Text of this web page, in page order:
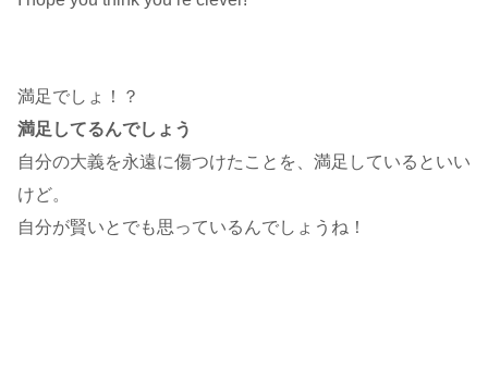
満足でしょ！？
満足してるんでしょう
自分の大義を永遠に傷つけたことを、満足しているといい
けど。
自分が賢いとでも思っているんでしょうね！